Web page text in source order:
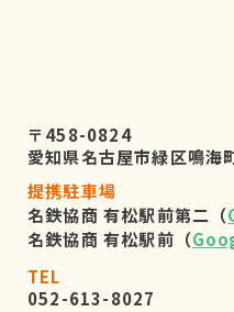
お客様がご自身の
供されるか否か
よりますが、もし
には、適切なサー
場合がありますの
〒458-0824
愛知県名古屋市緑区鳴海
提携駐車場
名鉄協商 有松駅前第二（
名鉄協商 有松駅前（
TEL
052-613-8027